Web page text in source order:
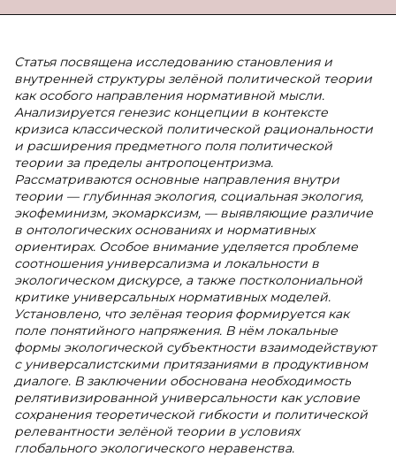
Статья посвящена исследованию становления и
внутренней структуры зелёной политической теории
как особого направления нормативной мысли.
Анализируется генезис концепции в контексте
кризиса классической политической рациональности
и расширения предметного поля политической
теории за пределы антропоцентризма.
Рассматриваются основные направления внутри
теории — глубинная экология, социальная экология,
экофеминизм, экомарксизм, — выявляющие различие
в онтологических основаниях и нормативных
ориентирах. Особое внимание уделяется проблеме
соотношения универсализма и локальности в
экологическом дискурсе, а также постколониальной
критике универсальных нормативных моделей.
Установлено, что зелёная теория формируется как
поле понятийного напряжения. В нём локальные
формы экологической субъектности взаимодействуют
с универсалистскими притязаниями в продуктивном
диалоге. В заключении обоснована необходимость
релятивизированной универсальности как условие
сохранения теоретической гибкости и политической
релевантности зелёной теории в условиях
глобального экологического неравенства.